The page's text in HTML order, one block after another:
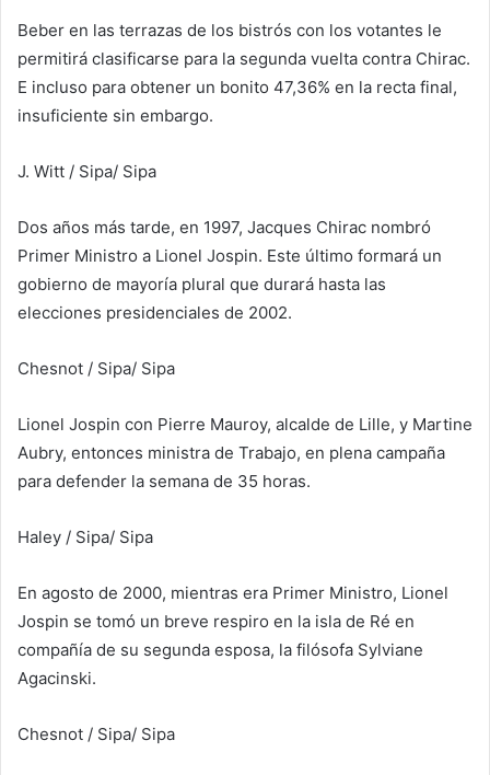
Beber en las terrazas de los bistrós con los votantes le
permitirá clasificarse para la segunda vuelta contra Chirac.
E incluso para obtener un bonito 47,36% en la recta final,
insuficiente sin embargo.
J. Witt / Sipa/ Sipa
Dos años más tarde, en 1997, Jacques Chirac nombró
Primer Ministro a Lionel Jospin. Este último formará un
gobierno de mayoría plural que durará hasta las
elecciones presidenciales de 2002.
Chesnot / Sipa/ Sipa
Lionel Jospin con Pierre Mauroy, alcalde de Lille, y Martine
Aubry, entonces ministra de Trabajo, en plena campaña
para defender la semana de 35 horas.
Haley / Sipa/ Sipa
En agosto de 2000, mientras era Primer Ministro, Lionel
Jospin se tomó un breve respiro en la isla de Ré en
compañía de su segunda esposa, la filósofa Sylviane
Agacinski.
Chesnot / Sipa/ Sipa